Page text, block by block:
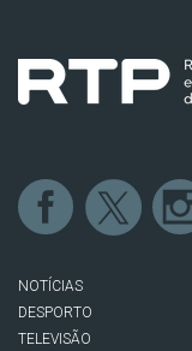
NOTÍCIAS
DESPORTO
TELEVISÃO